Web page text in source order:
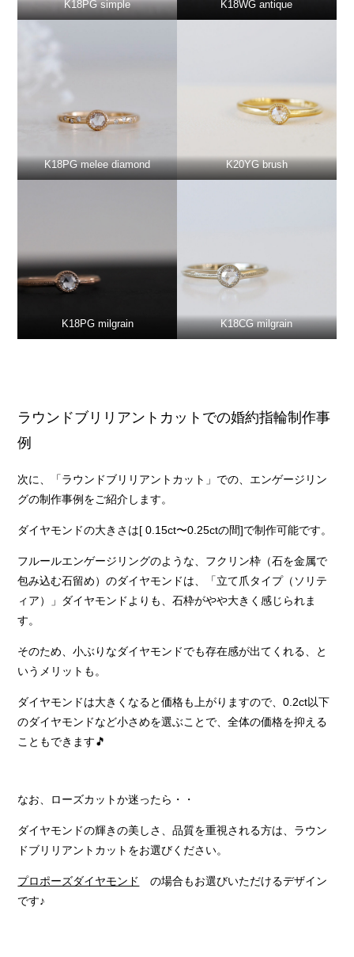
K18PG simple K18WG antique
K18PG melee diamond K20YG brush
K18PG milgrain K18CG milgrain
ラウンドブリリアントカットでの婚約指輪制作事
例
次に、「ラウンドブリリアントカット」での、エンゲージリン
グの制作事例をご紹介します。
ダイヤモンドの大きさは[ 0.15ct〜0.25ctの間]で制作可能です。
フルールエンゲージリングのような、フクリン枠（石を金属で
包み込む石留め）のダイヤモンドは、「立て爪タイプ（ソリテ
ィア）」ダイヤモンドよりも、石枠がやや大きく感じられま
す。
そのため、小ぶりなダイヤモンドでも存在感が出てくれる、と
いうメリットも。
ダイヤモンドは大きくなると価格も上がりますので、0.2ct以下
のダイヤモンドなど小さめを選ぶことで、全体の価格を抑える
こともできます🎵
なお、ローズカットか迷ったら・・
ダイヤモンドの輝きの美しさ、品質を重視される方は、ラウン
ドブリリアントカットをお選びください。
プロポーズダイヤモンド
の場合もお選びいただけるデザイン
です♪